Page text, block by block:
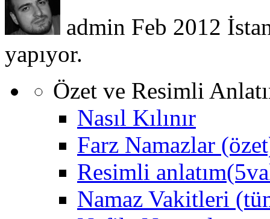
admin Feb 2012
yapıyor.
Özet ve Resimli
Nasıl Kılınır
Farz Namazlar
Resimli
Namaz Vakitleri